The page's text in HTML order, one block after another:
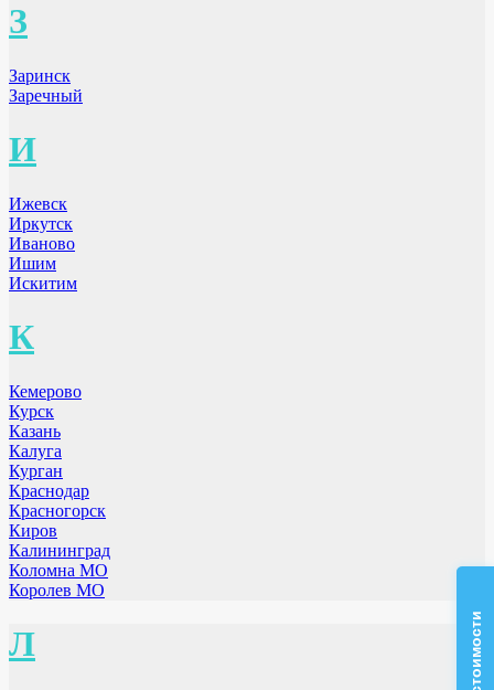
З
Заринск
Заречный
И
Ижевск
Иркутск
Иваново
Ишим
Искитим
К
Кемерово
Курск
Казань
Калуга
Курган
Краснодар
Красногорск
Киров
Калининград
Коломна МО
Королев МО
Л